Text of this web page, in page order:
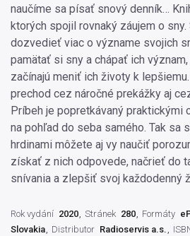
naučíme sa písať snový denník…
ktorých spojil rovnaký záujem o
dozvedieť viac o význame svojich
pamätať si sny a chápať ich
začínajú meniť ich životy k
prechod cez náročné prekážky aj
Príbeh je popretkávaný praktickými
na pohľad do seba samého. Tak sa
hrdinami môžete aj vy naučiť
získať z nich odpovede, načrieť do
snívania a zlepšiť svoj každodenný
Rok vydání 2020 Stránek 280 Formáty
Slovakia
Distributor Radioservis a.s.